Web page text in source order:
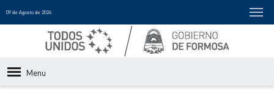
09 de Agosto de 2026
Menu